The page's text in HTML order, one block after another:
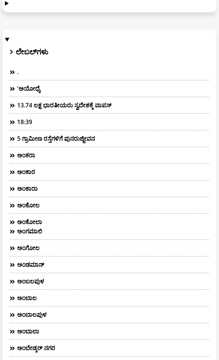
ಲೇಬಲ್‌ಗಳು
.
'ಅಯೋಧ್ಯೆ
13.74 ಲಕ್ಷ ಭಾರತೀಯರು ಸ್ವದೇಶಕ್ಕೆ ವಾಪಸ್
18:39
5 ಗ್ರಾಮೀಣ ರಸ್ತೆಗಳಿಗೆ ಪುನರುಜ್ಜೀವನ
ಅಂಕರಾ
ಅಂಕಾರ
ಅಂಕಾರಾ
ಅಂಕೋಲ
ಅಂಕೋಲಾ
ಅಂಗಮಾಲಿ
ಅಂಗೋಲ
ಅಂಡಮಾನ್
ಅಂಬಲಪುಳ
ಅಂಬಾಲ
ಅಂಬಾಲಪುಳ
ಅಂಬಾಲಾ
ಅಂಬೇಡ್ಕರ್‌ ನಗರ